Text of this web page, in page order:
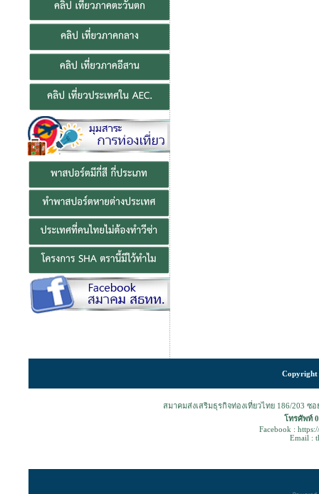
Copyright
สมาคมส่งเสริมธุรกิจท่องเที่ยวไทย 186/203 ซ
โทรศัพท์
Facebook :
Email :